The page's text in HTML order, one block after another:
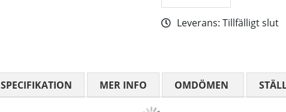
Leverans: Tillfälligt slut
SPECIFIKATION MER INFO OMDÖMEN